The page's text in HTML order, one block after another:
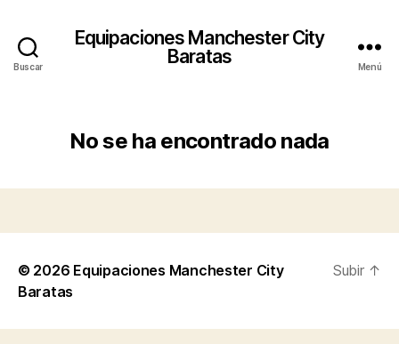
Buscar
Equipaciones Manchester City
Baratas
Menú
No se ha encontrado nada
© 2026 Equipaciones Manchester City
Baratas
Subir ↑